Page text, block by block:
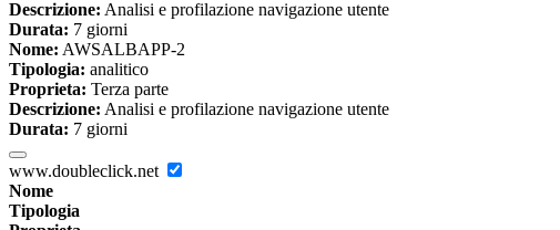
Descrizione: Analisi e profilazione navigazione utente
Durata: 7 giorni
Nome: AWSALBAPP-2
Tipologia: analitico
Proprieta: Terza parte
Descrizione: Analisi e profilazione navigazione utente
Durata: 7 giorni
www.doubleclick.net
Nome
Tipologia